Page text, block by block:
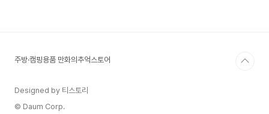
주방·캠핑용품 만화의추억스토어
Designed by 티스토리
© Daum Corp.